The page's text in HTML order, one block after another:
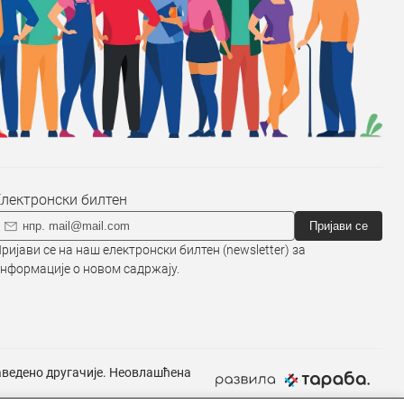
билтен
Пријави се
се на наш електронски билтен (newsletter) за
о новом садржају.
другачије. Неовлашћена